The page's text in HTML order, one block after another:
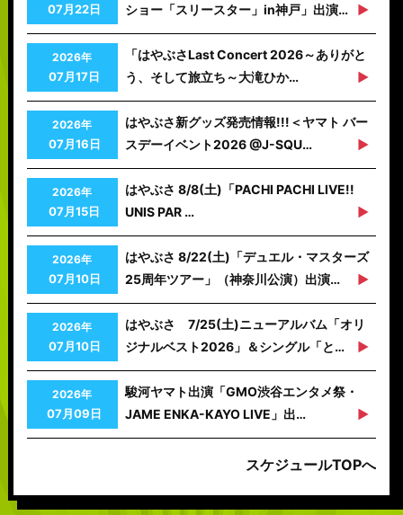
07月22日
ショー「スリースター」in神戸」出演…
2026年
07月17日
「はやぶさLast Concert 2026～ありがと
う、そして旅立ち～大滝ひか…
2026年
07月16日
はやぶさ新グッズ発売情報!!!＜ヤマト バー
スデーイベント2026 @J-SQU…
2026年
07月15日
はやぶさ 8/8(土)「PACHI PACHI LIVE!!
UNIS PAR …
2026年
07月10日
はやぶさ 8/22(土)「デュエル・マスターズ
25周年ツアー」（神奈川公演）出演…
2026年
07月10日
はやぶさ 7/25(土)ニューアルバム「オリ
ジナルベスト2026」＆シングル「と…
2026年
07月09日
駿河ヤマト出演「GMO渋谷エンタメ祭・
JAME ENKA-KAYO LIVE」出…
スケジュールTOPへ